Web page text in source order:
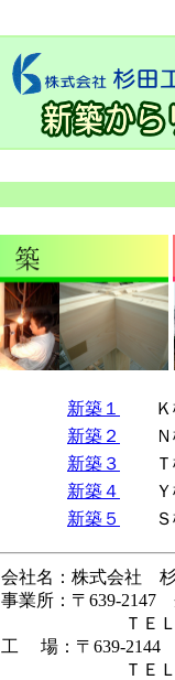
新築１
Ｋ
新築２
Ｎ
新築３
Ｔ
新築４
Ｙ
新築５
Ｓ
会社名：株式会社
事業所：〒639-2147
ＴＥＬ
工 場：〒639-2144
ＴＥＬ 0745-